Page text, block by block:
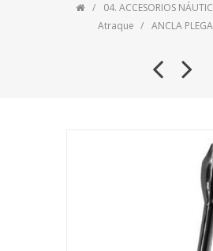
04. ACCESORIOS
Atraque
ANCLA